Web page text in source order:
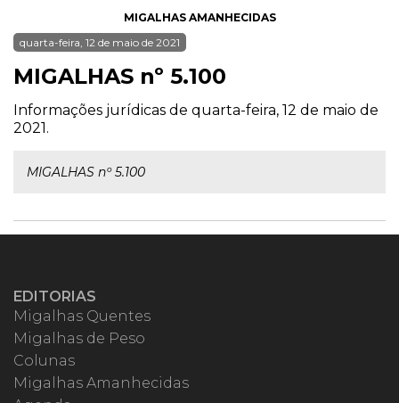
MIGALHAS AMANHECIDAS
quarta-feira, 12 de maio de 2021
MIGALHAS nº 5.100
Informações jurídicas de quarta-feira, 12 de maio de
2021.
MIGALHAS nº 5.100
EDITORIAS
Migalhas Quentes
Migalhas de Peso
Colunas
Migalhas Amanhecidas